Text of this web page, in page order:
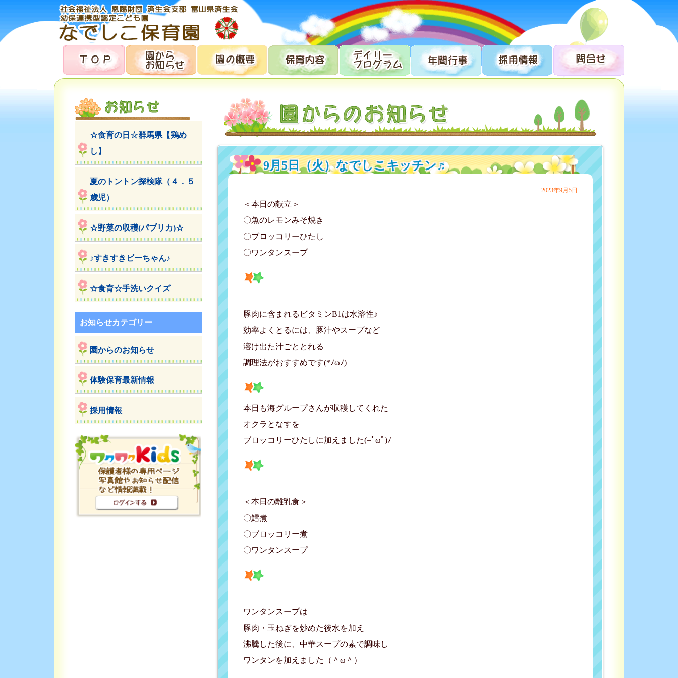
9月5日（火）なでしこキッチン♬
2023年9月5日
＜本日の献立＞
〇魚のレモンみそ焼き
〇ブロッコリーひたし
〇ワンタンスープ
豚肉に含まれるビタミンB1は水溶性♪
効率よくとるには、豚汁やスープなど
溶け出た汁ごととれる
調理法がおすすめです(*ﾉωﾉ)
本日も海グループさんが収穫してくれた
オクラとなすを
ブロッコリーひたしに加えました(=ﾟωﾟ)ﾉ
＜本日の離乳食＞
〇鱈煮
〇ブロッコリー煮
〇ワンタンスープ
ワンタンスープは
豚肉・玉ねぎを炒めた後水を加え
沸騰した後に、中華スープの素で調味し
ワンタンを加えました（＾ω＾）
☆食育の日☆群馬県【鶏め
し】
夏のトントン探検隊（４．５
歳児）
☆野菜の収穫(パプリカ)☆
♪すきすきビーちゃん♪
☆食育☆手洗いクイズ
お知らせカテゴリー
園からのお知らせ
体験保育最新情報
採用情報